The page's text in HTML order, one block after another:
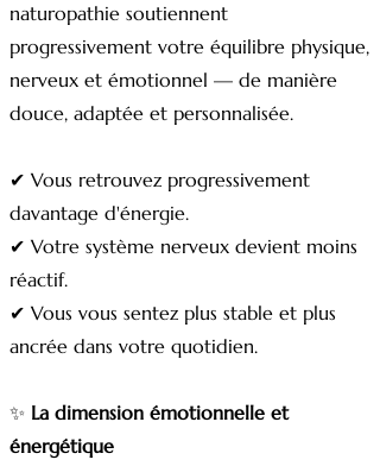
naturopathie soutiennent
progressivement votre équilibre physique,
nerveux et émotionnel — de manière
douce, adaptée et personnalisée.
✔ Vous retrouvez progressivement
davantage d'énergie.
✔ Votre système nerveux devient moins
réactif.
✔ Vous vous sentez plus stable et plus
ancrée dans votre quotidien.
✨ La dimension émotionnelle et
énergétique